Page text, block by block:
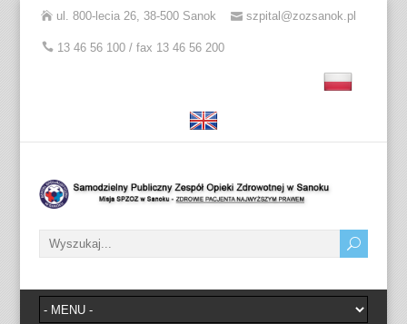
ul. 800-lecia 26, 38-500 Sanok szpital@zozsanok.pl
13 46 56 100 / fax 13 46 56 200